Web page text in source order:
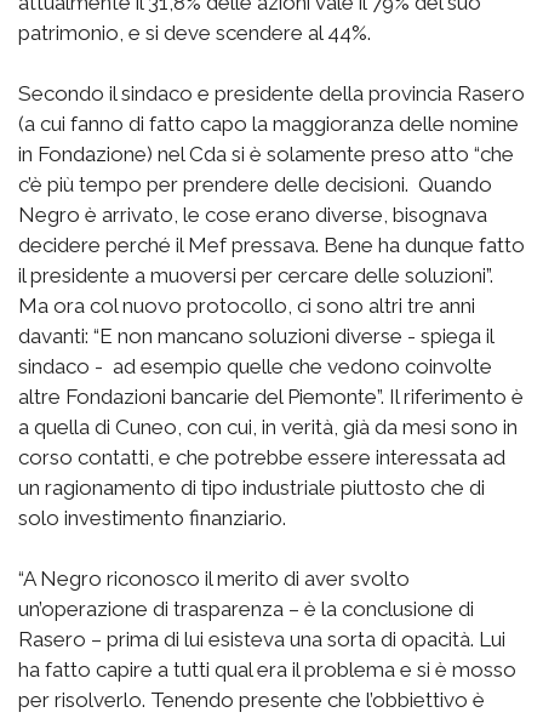
patrimonio, e si deve scendere al 44%.
Secondo il sindaco e presidente della provincia Rasero
(a cui fanno di fatto capo la maggioranza delle nomine
in Fondazione) nel Cda si è solamente preso atto “che
c’è più tempo per prendere delle decisioni. Quando
Negro è arrivato, le cose erano diverse, bisognava
decidere perché il Mef pressava. Bene ha dunque fatto
il presidente a muoversi per cercare delle soluzioni”.
Ma ora col nuovo protocollo, ci sono altri tre anni
davanti: “E non mancano soluzioni diverse - spiega il
sindaco - ad esempio quelle che vedono coinvolte
altre Fondazioni bancarie del Piemonte”. Il riferimento è
a quella di Cuneo, con cui, in verità, già da mesi sono in
corso contatti, e che potrebbe essere interessata ad
un ragionamento di tipo industriale piuttosto che di
solo investimento finanziario.
“A Negro riconosco il merito di aver svolto
un’operazione di trasparenza – è la conclusione di
Rasero – prima di lui esisteva una sorta di opacità. Lui
ha fatto capire a tutti qual era il problema e si è mosso
per risolverlo. Tenendo presente che l’obbiettivo è